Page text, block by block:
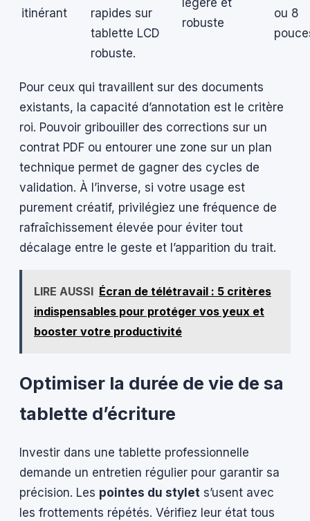
itinérant
rapides sur
tablette LCD
robuste.
légère et
robuste
ou 8
Pour ceux qui travaillent sur des documents
existants, la capacité d’annotation est le critère
roi. Pouvoir gribouiller des corrections sur un
contrat PDF ou entourer une zone sur un plan
technique permet de gagner des cycles de
validation. À l’inverse, si votre usage est
purement créatif, privilégiez une fréquence de
rafraîchissement élevée pour éviter tout
décalage entre le geste et l’apparition du trait.
LIRE AUSSI Écran de télétravail : 5 critères
indispensables pour protéger vos yeux et
booster votre productivité
Optimiser la durée de vie de sa
tablette d’écriture
Investir dans une tablette professionnelle
demande un entretien régulier pour garantir sa
précision. Les pointes du stylet s’usent avec
les frottements répétés. Vérifiez leur état tous